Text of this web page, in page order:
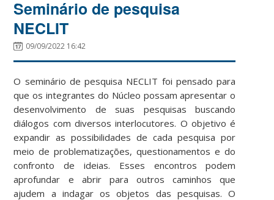
Seminário de pesquisa
NECLIT
09/09/2022 16:42
O seminário de pesquisa NECLIT foi pensado para
que os integrantes do Núcleo possam apresentar o
desenvolvimento de suas pesquisas buscando
diálogos com diversos interlocutores. O objetivo é
expandir as possibilidades de cada pesquisa por
meio de problematizações, questionamentos e do
confronto de ideias. Esses encontros podem
aprofundar e abrir para outros caminhos que
ajudem a indagar os objetos das pesquisas. O